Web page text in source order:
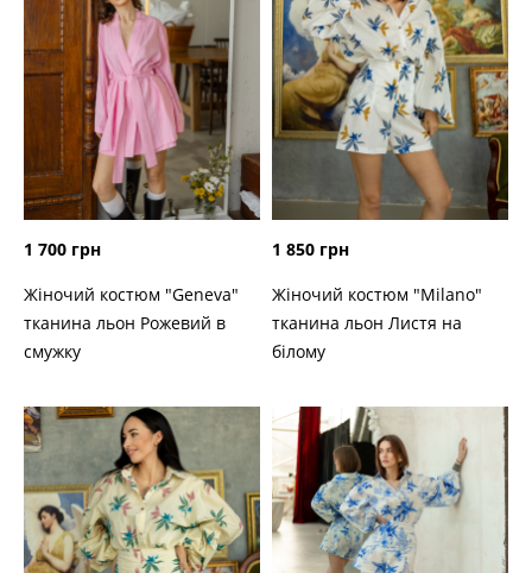
1 700 грн
Жіночий костюм "Geneva"
тканина льон Рожевий в
смужку
1 850 грн
Жіночий костюм "Milano"
тканина льон Листя на
білому